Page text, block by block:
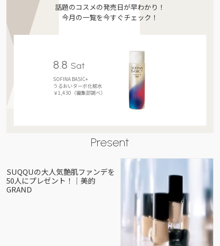
話題のコスメの発売日が早わかり！
今月の一覧を今すぐチェック！
8.8 Sat
SOFINA BASIC+
うるおいターボ化粧水
￥1,430（編集部調べ）
Present
SUQQUの大人気艶肌ファンデを
50人にプレゼント！｜美的
GRAND